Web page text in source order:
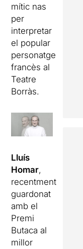
mític nas
per
interpretar
el popular
personatge
francès al
Teatre
Borràs.
Lluís
Homar,
recentment
guardonat
amb el
Premi
Butaca al
millor